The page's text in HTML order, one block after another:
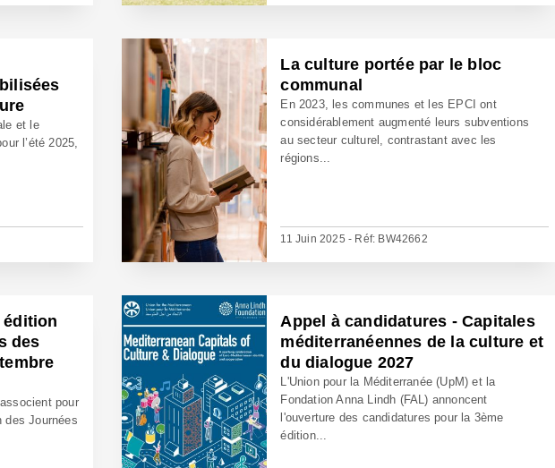
et le
l’été 2025,
La culture portée par le bloc
communal
En 2023, les communes et les EPCI ont
considérablement augmenté leurs subventions
au secteur culturel, contrastant avec les
régions...
11 Juin 2025 - Réf: BW42662
édition
des
pour
des Journées
Appel à candidatures - Capitales
méditerranéennes de la culture et
du dialogue 2027
L'Union pour la Méditerranée (UpM) et la
Fondation Anna Lindh (FAL) annoncent
l'ouverture des candidatures pour la 3ème
édition...